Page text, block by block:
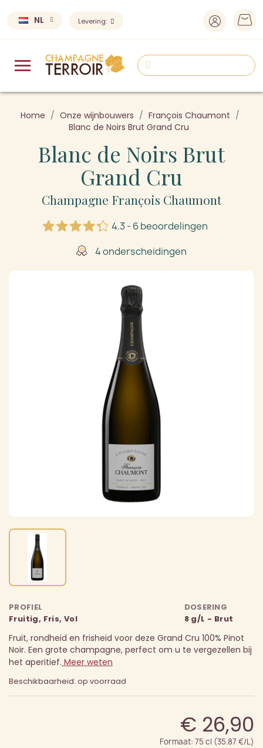
NL Levering:
Home Onze wijnbouwers
François Chaumont
Blanc de Noirs Brut Grand Cru
Blanc de Noirs Brut
Grand Cru
Champagne François Chaumont
4.3 - 6 beoordelingen
4 onderscheidingen
PROFIEL
Fruitig, Fris, Vol
DOSERING
8 g/L - Brut
Fruit, rondheid en frisheid voor deze Grand Cru 100% Pinot
Noir. Een grote champagne, perfect om u te vergezellen bij
het aperitief. Meer weten
Beschikbaarheid: op voorraad
€ 26,90
Formaat: 75 cl (35.87 €/L)